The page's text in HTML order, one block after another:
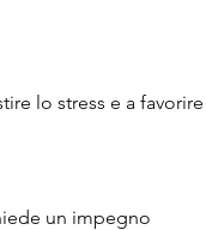
un impegno